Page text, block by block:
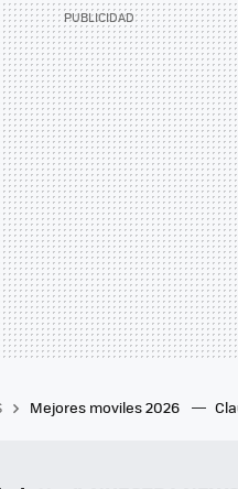
Mejores moviles 2026